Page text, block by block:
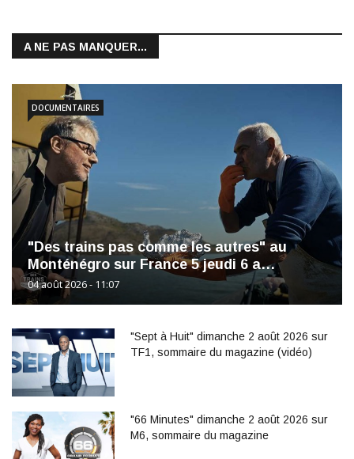
A NE PAS MANQUER...
"Des trains pas comme les autres" au
Monténégro sur France 5 jeudi 6 a…
04 août 2026 - 11:07
DOCUMENTAIRES
"Sept à Huit" dimanche 2 août 2026 sur
TF1, sommaire du magazine (vidéo)
"66 Minutes" dimanche 2 août 2026 sur
M6, sommaire du magazine